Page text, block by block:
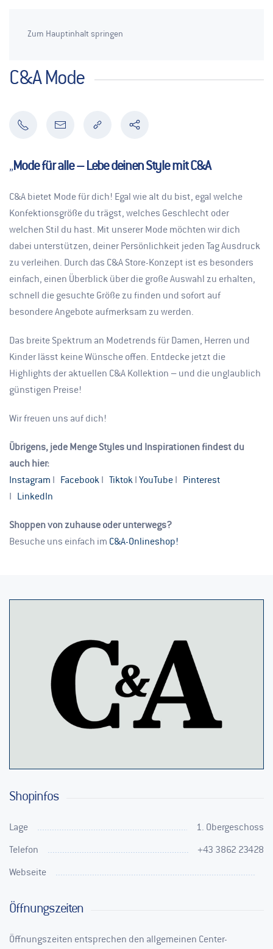
Zum Hauptinhalt springen
C&A Mode
„Mode für alle – Lebe deinen Style mit C&A
C&A bietet Mode für dich! Egal wie alt du bist, egal welche
Konfektionsgröße du trägst, welches Geschlecht oder
welchen Stil du hast. Mit unserer Mode möchten wir dich
dabei unterstützen, deiner Persönlichkeit jeden Tag Ausdruck
zu verleihen. Durch das C&A Store-Konzept ist es besonders
einfach, einen Überblick über die große Auswahl zu erhalten,
schnell die gesuchte Größe zu finden und sofort auf
besondere Angebote aufmerksam zu werden.
Das breite Spektrum an Modetrends für Damen, Herren und
Kinder lässt keine Wünsche offen. Entdecke jetzt die
Highlights der aktuellen C&A Kollektion – und die unglaublich
günstigen Preise!
Wir freuen uns auf dich!
Übrigens, jede Menge Styles und Inspirationen findest du
auch hier:
Instagram I Facebook I Tiktok I YouTube I Pinterest
I LinkedIn
Shoppen von zuhause oder unterwegs?
Besuche uns einfach im C&A-Onlineshop!
Shopinfos
Lage 1. Obergeschoss
Telefon +43 3862 23428
Webseite
Öffnungszeiten
Öffnungszeiten entsprechen den allgemeinen Center-